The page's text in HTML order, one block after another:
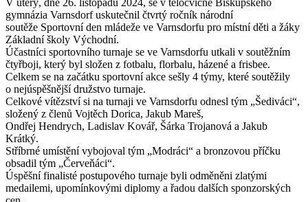
gymnázia Varnsdorf uskutečnil čtvrtý ročník národní
soutěže Sportovní den mládeže ve Varnsdorfu pro místní děti a žáky
Základní školy Východní.
Účastníci sportovního turnaje se ve Varnsdorfu utkali v soutěžním
čtyřboji, který byl složen z fotbalu, florbalu, házené a frisbee.
Celkem se na začátku sportovní akce sešly 4 týmy, které soutěžily
o nejúspěšnější družstvo turnaje.
Celkové vítězství si na turnaji ve Varnsdorfu odnesl tým „Šediváci“,
složený z členů Vojtěch Dorica, Jakub Mareš,
Ondřej Hendrych, Ladislav Kovář, Šárka Trojanová a Jakub
Krátký.
Stříbrné umístění vybojoval tým „Modráci“ a bronzovou příčku
obsadil tým „Červeňáci“.
Úspěšní finalisté postupového turnaje byli odměněni zlatými
medailemi, upomínkovými diplomy a řadou dalších sponzorských